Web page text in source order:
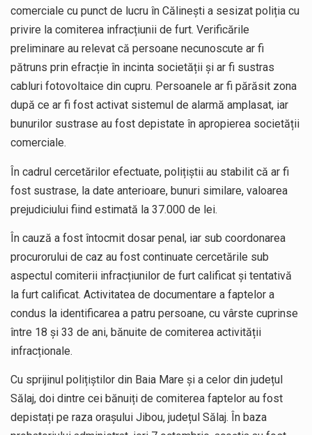
comerciale cu punct de lucru în Călinești a sesizat poliția cu
privire la comiterea infracțiunii de furt. Verificările
preliminare au relevat că persoane necunoscute ar fi
pătruns prin efracție în incinta societății și ar fi sustras
cabluri fotovoltaice din cupru. Persoanele ar fi părăsit zona
după ce ar fi fost activat sistemul de alarmă amplasat, iar
bunurilor sustrase au fost depistate în apropierea societății
comerciale.
În cadrul cercetărilor efectuate, polițiștii au stabilit că ar fi
fost sustrase, la date anterioare, bunuri similare, valoarea
prejudiciului fiind estimată la 37.000 de lei.
În cauză a fost întocmit dosar penal, iar sub coordonarea
procurorului de caz au fost continuate cercetările sub
aspectul comiterii infracțiunilor de furt calificat și tentativă
la furt calificat. Activitatea de documentare a faptelor a
condus la identificarea a patru persoane, cu vârste cuprinse
între 18 și 33 de ani, bănuite de comiterea activității
infracționale.
Cu sprijinul polițiștilor din Baia Mare și a celor din județul
Sălaj, doi dintre cei bănuiți de comiterea faptelor au fost
depistați pe raza orașului Jibou, județul Sălaj. În baza